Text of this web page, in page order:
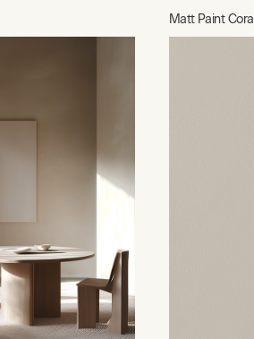
Matt Paint